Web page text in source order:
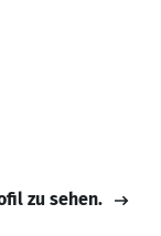
zu sehen.